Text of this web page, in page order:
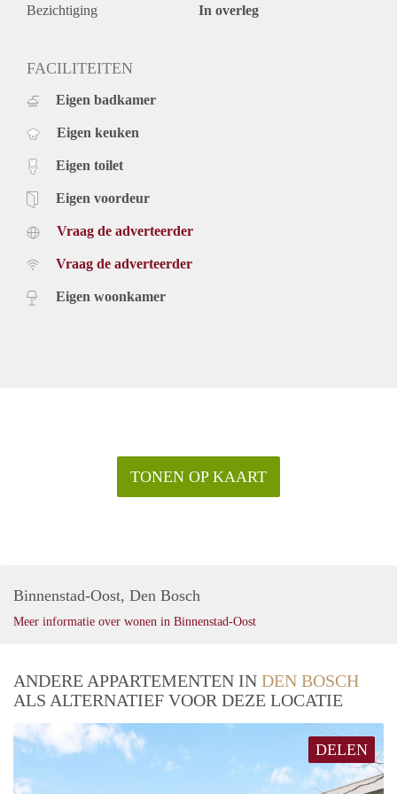
Bezichtiging In overleg
FACILITEITEN
Eigen badkamer
Eigen keuken
Eigen toilet
Eigen voordeur
Vraag de adverteerder
Vraag de adverteerder
Eigen woonkamer
TONEN OP KAART
Binnenstad-Oost, Den Bosch
Meer informatie over wonen in Binnenstad-Oost
ANDERE APPARTEMENTEN IN DEN BOSCH
ALS ALTERNATIEF VOOR DEZE LOCATIE
DELEN